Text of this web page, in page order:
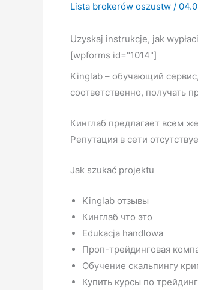
Lista brokerów oszustw /
Uzyskaj instrukcje, jak
[wpforms id="1014"]
Kinglab – обучающий
соответственно, получать
Кинглаб предлагает всем
Репутация в сети
Jak szukać projektu
Kinglab отзывы
Кинглаб что это
Edukacja handlowa
Проп-трейдинговая
Обучение скальпингу
Купить курсы по